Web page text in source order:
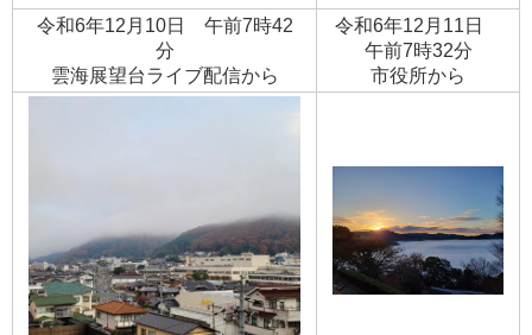
令和6年12月10日 午前7時42
分
​雲海展望台ライブ配信から
令和6年12月11日
午前7時32分
​市役所から